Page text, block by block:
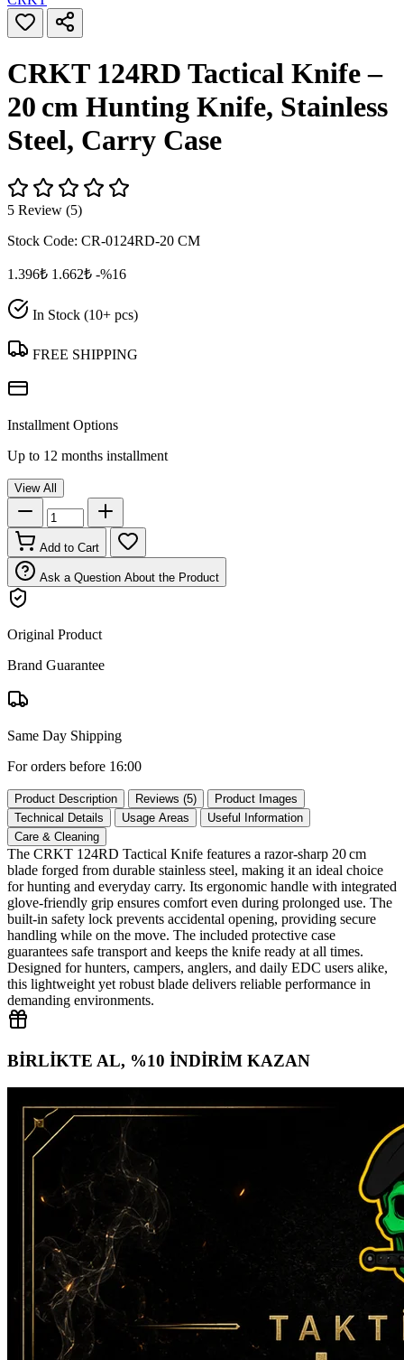
CRKT 124RD Tactical Knife –
20 cm Hunting Knife, Stainless
Steel, Carry Case
5 Review (5)
Stock Code: CR-0124RD-20 CM
1.396₺ 1.662₺ -%16
In Stock (10+ pcs)
FREE SHIPPING
Installment Options
Up to 12 months installment
View All
Add to Cart
Ask a Question About the Product
Original Product
Brand Guarantee
Same Day Shipping
For orders before 16:00
Product Description Reviews (5)
Product Images
Technical Details
Usage Areas
Useful Information
Care & Cleaning
The CRKT 124RD Tactical Knife features a razor‑sharp 20 cm
blade forged from durable stainless steel, making it an ideal choice
for hunting and everyday carry. Its ergonomic handle with integrated
glove‑friendly grip ensures comfort even during prolonged use. The
built‑in safety lock prevents accidental opening, providing secure
handling while on the move. The included protective case
guarantees safe transport and keeps the knife ready at all times.
Designed for hunters, campers, anglers, and daily EDC users alike,
this lightweight yet robust blade delivers reliable performance in
demanding environments.
BİRLİKTE AL, %10 İNDİRİM KAZAN